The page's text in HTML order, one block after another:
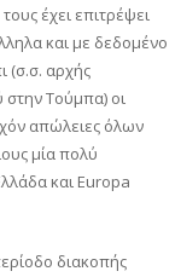
έχει επιτρέψει
και με δεδομένο
(σ.σ. αρχής
Τούμπα) οι
απώλειες όλων
μία πολύ
και Europa
διακοπής